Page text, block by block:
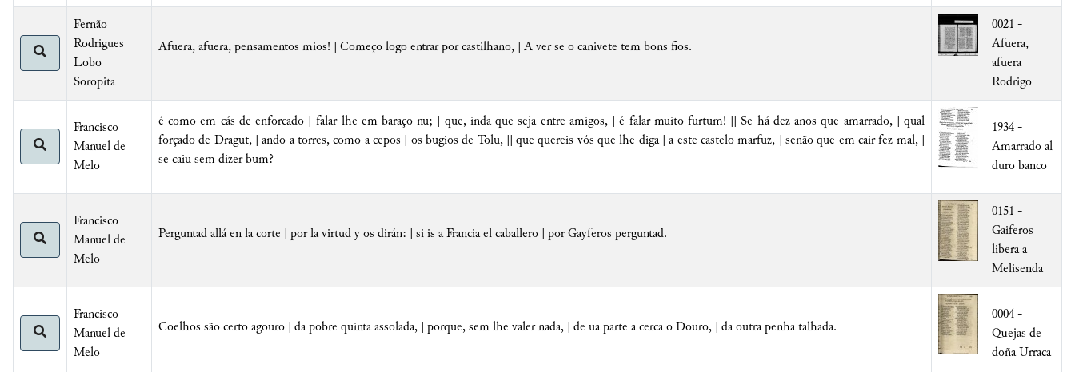
Fernão
Rodrigues
Lobo
Soropita
Afuera, afuera, pensamentos mios! | Começo logo entrar por castilhano, | A ver se o canivete tem bons fios.
0021 -
Afuera,
afuera
Rodrigo
Francisco
Manuel de
Melo
é como em cás de enforcado | falar-lhe em baraço nu; | que, inda que seja entre amigos, | é falar muito furtum! || Se há dez anos que amarrado, | qual
forçado de Dragut, | ando a torres, como a cepos | os bugios de Tolu, || que quereis vós que lhe diga | a este castelo marfuz, | senão que em cair fez mal, |
se caiu sem dizer bum?
1934 -
Amarrado al
duro banco
Francisco
Manuel de
Melo
Perguntad allá en la corte | por la virtud y os dirán: | si is a Francia el caballero | por Gayferos perguntad.
0151 -
Gaiferos
libera a
Melisenda
Francisco
Manuel de
Melo
Coelhos são certo agouro | da pobre quinta assolada, | porque, sem lhe valer nada, | de ūa parte a cerca o Douro, | da outra penha talhada.
0004 -
Quejas de
doña Urraca